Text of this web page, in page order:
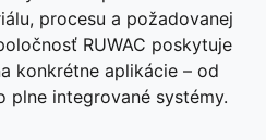
procesu a požadovanej
RUWAC poskytuje
konkrétne aplikácie – od
plne integrované systémy.